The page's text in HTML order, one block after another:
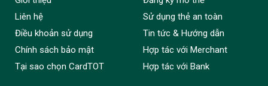
Liên hệ
Điều khoản sử dụng
Chính sách bảo mật
Tại sao chọn CardTOT
Sử dụng thẻ an toàn
Tin tức & Hướng dẫn
Hợp tác với Merchant
Hợp tác với Bank